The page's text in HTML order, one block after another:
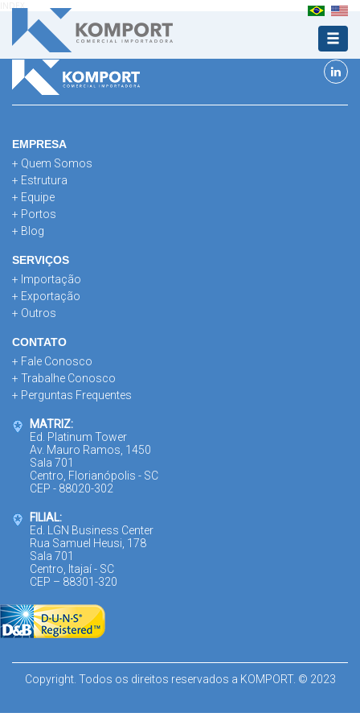
INDEX
EMPRESA
+ Quem Somos
+ Estrutura
+ Equipe
+ Portos
+ Blog
SERVIÇOS
+ Importação
+ Exportação
+ Outros
CONTATO
+ Fale Conosco
+ Trabalhe Conosco
+ Perguntas Frequentes
MATRIZ:
Ed. Platinum Tower
Av. Mauro Ramos, 1450
Sala 701
Centro, Florianópolis - SC
CEP - 88020-302
FILIAL:
Ed. LGN Business Center
Rua Samuel Heusi, 178
Sala 701
Centro, Itajaí - SC
CEP – 88301-320
Copyright. Todos os direitos reservados a KOMPORT. © 2023